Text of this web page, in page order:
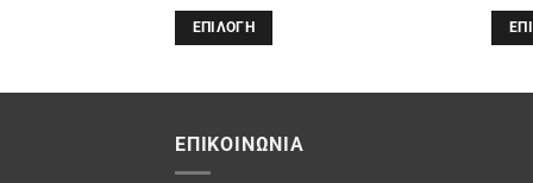
ΕΠΙΛΟΓΉ
έχει
πολλαπλές
ΕΠΙΚΟΙΝΩΝΊΑ